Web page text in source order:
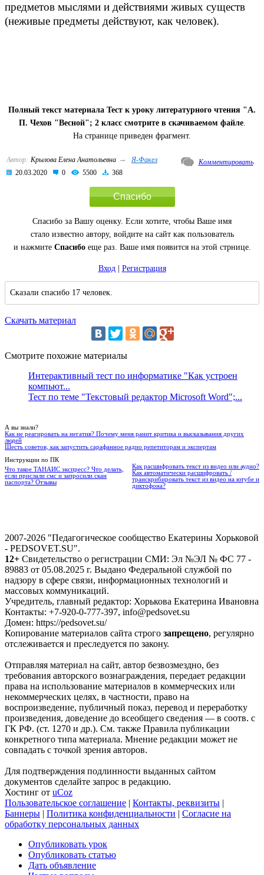
предметов мыслями и действиями живых существ
(неживые предметы действуют, как человек).
Полный текст материала Тест к уроку литературного чтения "А.
П. Чехов "Весной"; 2 класс смотрите в скачиваемом файле.
На странице приведен фрагмент.
Автор: Крылова Елена Анатольевна →
Я-Факел
20.03.2020
0 5500 368
Комментировать
Спасибо
Спасибо за Вашу оценку. Если хотите, чтобы Ваше имя
стало известно автору, войдите на сайт как пользователь
и нажмите Спасибоеще раз. Ваше имя появится на этой стрнице.
Вход| Регистрация
Сказали спасибо 17 человек.
Скачать материал
Смотрите похожие материалы
Интерактивный тест по информатике "Как устроен
компьют...
Тест по теме "Текстовый редактор Microsoft Word";...
А вы знали?
Как не реагировать на негатив? Почему меня ранит критика и высказывания других
людей
Шесть советов, как запустить сарафанное радио репетиторам и экспертам
Инструкции по ПК
Что такое ТАНАИС экспресс? Что делать,
если прислали смс и запросили скан
паспорта? Отзывы
Как расшифровать текст из видео или аудио?
Как автоматически расшифровать /
транскрибировать текст из видео на ютубе и
диктофона?
2007-2026 "Педагогическое сообщество Екатерины Хорьковой
- PEDSOVET.SU".
12+ Свидетельство о регистрации СМИ: Эл №ЭЛ № ФС 77 -
89883 от 05.08.2025 г. Выдано Федеральной службой по
надзору в сфере связи, информационных технологий и
массовых коммуникаций.
Учредитель, главный редактор: Хорькова Екатерина Ивановна
Контакты: +7-920-0-777-397, info@pedsovet.su
Домен: https://pedsovet.su/
Копирование материалов сайта строго запрещено, регулярно
отслеживается и преследуется по закону.
Отправляя материал на сайт, автор безвозмездно, без
требования авторского вознаграждения, передает редакции
права на использование материалов в коммерческих или
некоммерческих целях, в частности, право на
воспроизведение, публичный показ, перевод и переработку
произведения, доведение до всеобщего сведения — в соотв. с
ГК РФ. (ст. 1270 и др.). См. также Правила публикации
конкретного типа материала. Мнение редакции может не
совпадать с точкой зрения авторов.
Для подтверждения подлинности выданных сайтом
документов сделайте запрос в редакцию.
Хостинг от uCoz
Пользовательское соглашение | Контакты, реквизиты |
Баннеры | Политика конфиденциальности | Согласие на
обработку персональных данных
Опубликовать урок
Опубликовать статью
Дать объявление